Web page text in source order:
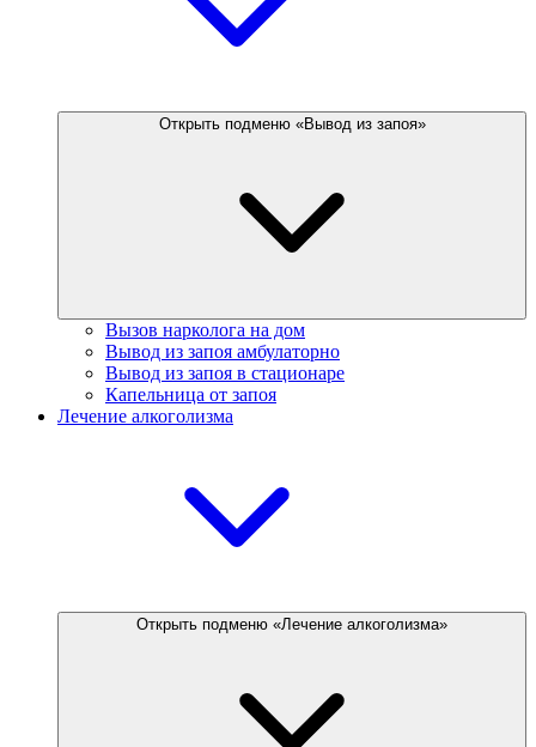
Открыть подменю «Вывод из запоя»
Вызов нарколога на дом
Вывод из запоя амбулаторно
Вывод из запоя в стационаре
Капельница от запоя
Лечение алкоголизма
Открыть подменю «Лечение алкоголизма»